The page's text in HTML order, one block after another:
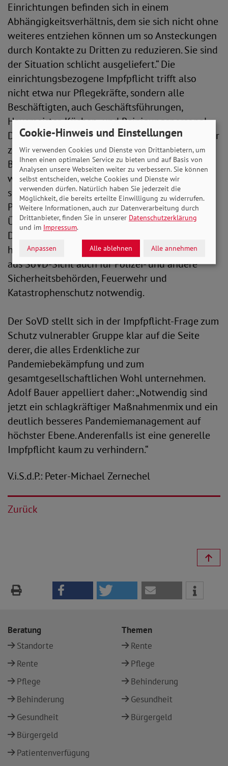
Einrichtungen befinden sich in einem
Abhängigkeitsverhältnis, dem sie sich nicht ohne
weiteres entziehen können um so Ansteckungen
durch Kontakte zu Dritten zu reduzieren. Sie sind
der Situation schlicht ausgeliefert.“ Die
einrichtungsbezogene Impfpflicht trifft also
nicht etwa nur Pflegekräfte, sondern alle
Beschäftigten, auch Geschäftsführungen,
Hausmeister, Küchen- und Reinigungspersonal.
Der SoVD-Präsident ergänzt: „Auch der Sorge vor
zahlreichen Berufsausstiegen, gerade von
Berufsgruppen mit akutem Personalnotstand,
würde so Rechnung getragen. Denn ohne eine
solche Impfpflicht droht eine Verschärfung der
Pandemie, wodurch ebenfalls bei steigender
Überlastung ein Ausstieg aus dem Beruf droht.
Das gilt auch für die professionelle Pflege im
häuslichen Bereich.“ Eine Impfpflicht erscheint
aus SoVD-Sicht auch für Polizei- und andere
Sicherheitsbehörden, Feuerwehr und
Katastrophenschutz notwendig.
Der SoVD stellt sich in der Impfpflicht-Frage zum
Schutz vulnerabler Gruppe klar auf die Seite
derer, die alles Erdenkliche zur
Pandemiebekämpfung und zum
gesamtgesellschaftlichen Wohl unternehmen.
Adolf Bauer appelliert daher: „Notwendig sind
jetzt ein schlagkräftiger Maßnahmenmix und ein
deutlich besseres Pandemiemanagement auf
höchster Ebene. Anderenfalls ist eine generelle
Impfpflicht kaum zu verhindern.“
V.i.S.d.P.: Peter-Michael Zernechel
Zurück
Beratung
Standorte
Rente
Pflege
Behinderung
Gesundheit
Bürgergeld
Patientenverfügung
Themen
Rente
Pflege
Behinderung
Gesundheit
Bürgergeld
Cookie-Hinweis und Einstellungen
Wir verwenden Cookies und Dienste von Drittanbietern, um
Ihnen einen optimalen Service zu bieten und auf Basis von
Analysen unsere Webseiten weiter zu verbessern. Sie können
selbst entscheiden, welche Cookies und Dienste wir
verwenden dürfen. Natürlich haben Sie jederzeit die
Möglichkeit, die bereits erteilte Einwilligung zu widerrufen.
Weitere Informationen, auch zur Datenverarbeitung durch
Drittanbieter, finden Sie in unserer Datenschutzerklärung
und im Impressum.
Anpassen Alle ablehnen Alle annehmen